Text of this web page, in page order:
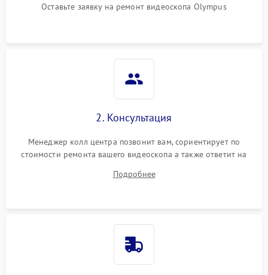
Оставьте заявку на ремонт видеоскопа Olympus
2. Консультация
Менеджер колл центра позвонит вам, сориентирует по
стоимости ремонта вашего видеоскопа а также ответит на
Подробнее